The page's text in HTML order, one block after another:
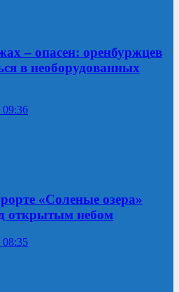
– опасен: оренбуржцев
в необорудованных
09:36
«Соленые озера»
открытым небом
08:35